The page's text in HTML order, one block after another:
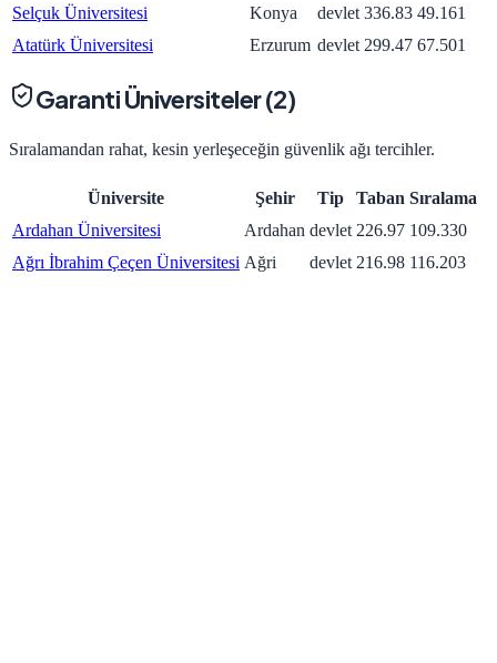
Selçuk Üniversitesi Konya devlet 336.83 49.161
Atatürk Üniversitesi
Erzurum devlet 299.47 67.501
Garanti Üniversiteler (2)
Sıralamandan rahat, kesin yerleşeceğin güvenlik ağı tercihler.
Üniversite Şehir Tip Taban Sıralama
Ardahan Üniversitesi
Ardahan devlet 226.97 109.330
Ağrı İbrahim Çeçen Üniversitesi Ağri devlet 216.98 116.203